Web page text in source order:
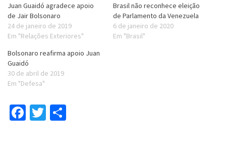
Juan Guaidó agradece apoio
de Jair Bolsonaro
24 de janeiro de 2019
Em "Relações Exteriores"
Brasil não reconhece eleição
de Parlamento da Venezuela
6 de janeiro de 2020
Em "Brasil"
Bolsonaro reafirma apoio Juan
Guaidó
30 de abril de 2019
Em "Defesa"
Facebook
Twitter